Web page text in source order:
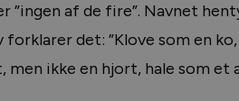
”ingen af de fire”. Navnet
det: ”Klove som en
men ikke en hjort, hale som et